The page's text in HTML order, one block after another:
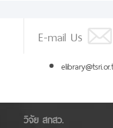
E-mail Us
วิจัย สกสว.